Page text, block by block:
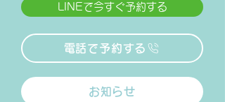
LINEで今すぐ予約する
電話で予約する
お知らせ